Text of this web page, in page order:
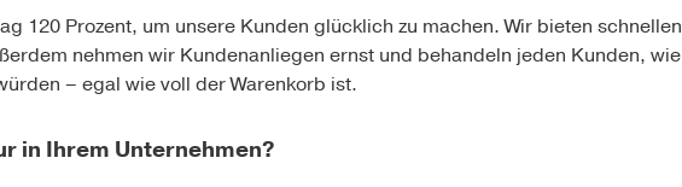
120 Prozent, um unsere Kunden glücklich zu machen. Wir bieten schnellen
nehmen wir Kundenanliegen ernst und behandeln jeden Kunden, wie
– egal wie voll der Warenkorb ist.
in Ihrem Unternehmen?